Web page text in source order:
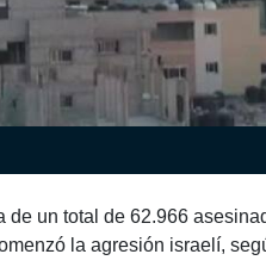
de un total de 62.966
la agresión israelí,